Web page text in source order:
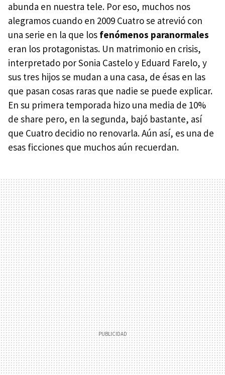
abunda en nuestra tele. Por eso, muchos nos
alegramos cuando en 2009 Cuatro se atrevió con
una serie en la que los fenómenos paranormales
eran los protagonistas. Un matrimonio en crisis,
interpretado por Sonia Castelo y Eduard Farelo, y
sus tres hijos se mudan a una casa, de ésas en las
que pasan cosas raras que nadie se puede explicar.
En su primera temporada hizo una media de 10%
de share pero, en la segunda, bajó bastante, así
que Cuatro decidio no renovarla. Aún así, es una de
esas ficciones que muchos aún recuerdan.